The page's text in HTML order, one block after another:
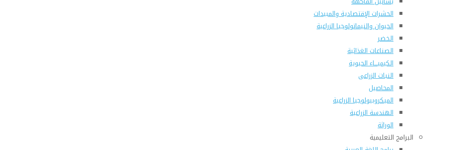
الحشرات الإقتصادية والمبيدات
الحيوان والنيماتولوجيا الزراعية
الخضر
الصناعات الغذائية
الكيميـــاء الحيوية
النبات الزراعى
المحاصيل
الميكروبيولوجيا الزراعية
الهندسة الزراعية
الوراثة
البرامج التعليمية